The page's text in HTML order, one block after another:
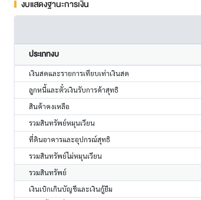
งบแสดงฐานะการเงิน
ประเภทงบ
เงินสดและรายการเทียบเท่าเงินสด
ลูกหนี้และตั๋วเงินรับการค้าสุทธิ
สินค้าคงเหลือ
รวมสินทรัพย์หมุนเวียน
ที่ดินอาคารและอุปกรณ์สุทธิ
รวมสินทรัพย์ไม่หมุนเวียน
รวมสินทรัพย์
เงินเบิกเกินบัญชีและเงินกู้ยืม